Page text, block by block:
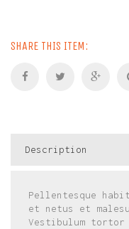
SHARE THIS ITEM:
Description
Pellentesque
et netus et
Vestibulum tortor